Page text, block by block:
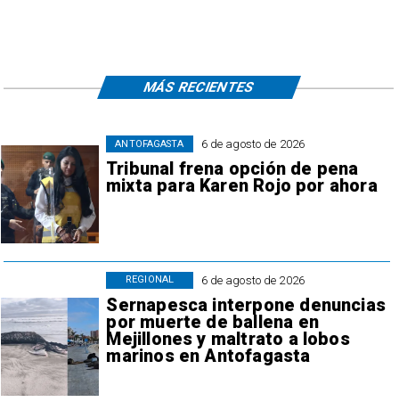
6 de agosto de 2026
Tribunal frena opción de pena
mixta para Karen Rojo por ahora
ANTOFAGASTA
6 de agosto de 2026
Sernapesca interpone denuncias
por muerte de ballena en
Mejillones y maltrato a lobos
marinos en Antofagasta
REGIONAL
MÁS RECIENTES